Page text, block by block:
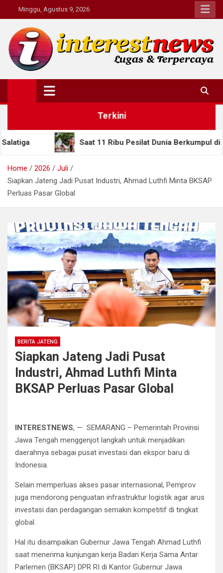
to
content
Minggu, Agustus 9, 2026
Interestnews.or.id
Terkini
Saat 11 Ribu Pesilat Dunia Berkumpul di Semarang,
Home 2026
Juli
Siapkan Jateng Jadi Pusat Industri, Ahmad Luthfi Minta BKSAP
Perluas Pasar Global
BERITA JATENG
Siapkan Jateng Jadi Pusat
Industri, Ahmad Luthfi Minta
BKSAP Perluas Pasar Global
INTERESTNEWS, — SEMARANG – Pemerintah Provinsi
Jawa Tengah menggenjot langkah untuk menjadikan
daerahnya sebagai pusat investasi dan ekspor baru di
Indonesia.
Selain memperluas akses pasar internasional, Pemprov
juga mendorong penguatan infrastruktur logistik agar arus
investasi dan perdagangan semakin kompetitif di tingkat
global.
Hal itu disampaikan Gubernur Jawa Tengah Ahmad Luthfi
saat menerima kunjungan kerja Badan Kerja Sama Antar
Parlemen (BKSAP) DPR RI di Kantor Gubernur Jawa